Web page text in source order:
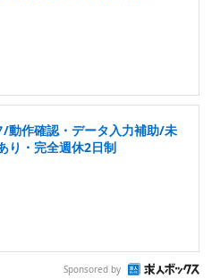
動作確認・データ入力補助/未
り・完全週休2日制
Sponsored by